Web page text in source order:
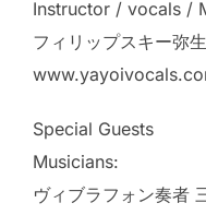
Instructor / vocals /
フィリップスキー弥
Special Guests
Musicians:
ヴィブラフォン奏者